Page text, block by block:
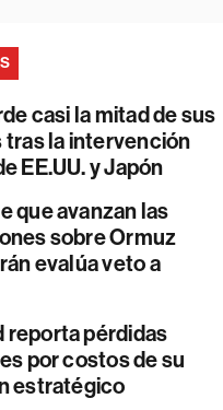
casi la mitad de sus
tras la intervención
EE.UU. y Japón
que avanzan las
sobre Ormuz
evalúa veto a
reporta pérdidas
por costos de su
estratégico